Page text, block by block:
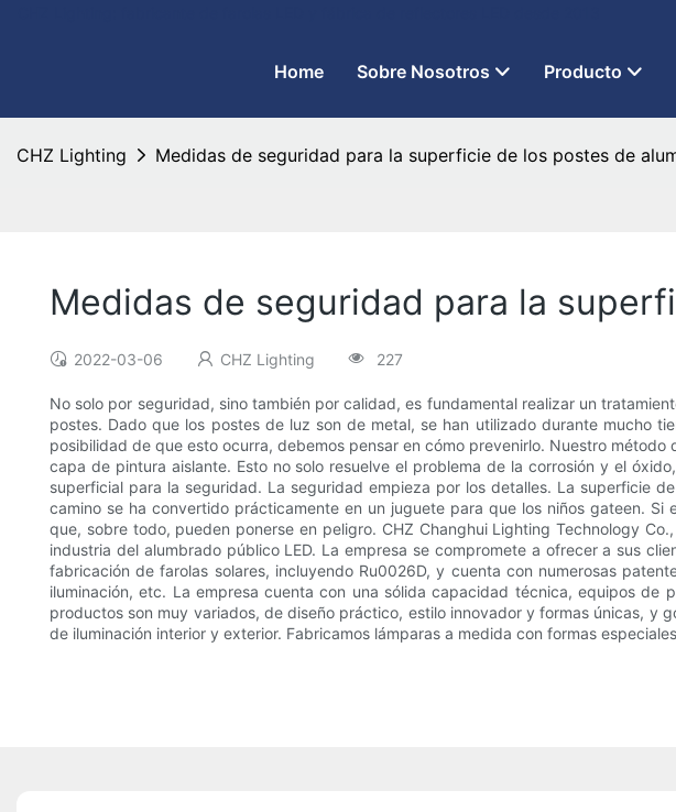
Home Sobre Nosotros Producto
CHZ Lighting Medidas de seguridad para la superficie de los postes de
Medidas de seguridad para la
2022-03-06 CHZ Lighting 227
No solo por seguridad, sino también por calidad, es fundamental realizar un
postes. Dado que los postes de luz son de metal, se han utilizado durante mucho
posibilidad de que esto ocurra, debemos pensar en cómo prevenirlo. Nuestro
capa de pintura aislante. Esto no solo resuelve el problema de la corrosión y el
superficial para la seguridad. La seguridad empieza por los detalles. La superficie
camino se ha convertido prácticamente en un juguete para que los niños gateen.
que, sobre todo, pueden ponerse en peligro. CHZ Changhui Lighting Technology
industria del alumbrado público LED. La empresa se compromete a ofrecer a sus
fabricación de farolas solares, incluyendo Ru0026D, y cuenta con numerosas
iluminación, etc. La empresa cuenta con una sólida capacidad técnica, equipos
productos son muy variados, de diseño práctico, estilo innovador y formas únicas, y
de iluminación interior y exterior. Fabricamos lámparas a medida con formas